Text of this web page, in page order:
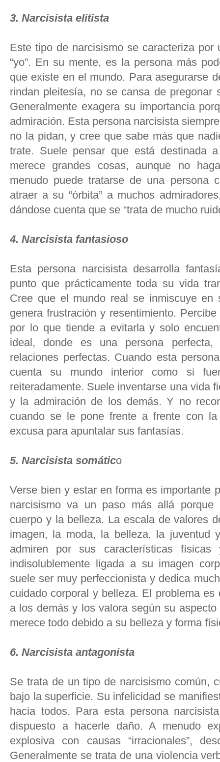
3. Narcisista elitista
Este tipo de narcisismo se caracteriza por
“yo”. En su mente, es la persona más
que existe en el mundo. Para asegurarse
rindan pleitesía, no se cansa de pregonar
Generalmente exagera su importancia
admiración. Esta persona narcisista
no la pidan, y cree que sabe más que
trate. Suele pensar que está destinada
merece grandes cosas, aunque no
menudo puede tratarse de una persona
atraer a su “órbita” a muchos
dándose cuenta que se “trata de mucho
4. Narcisista fantasioso
Esta persona narcisista desarrolla
punto que prácticamente toda su vida
Cree que el mundo real se inmiscuye
genera frustración y resentimiento.
por lo que tiende a evitarla y solo
ideal, donde es una persona
relaciones perfectas. Cuando esta
cuenta su mundo interior como si
reiteradamente. Suele inventarse una vida
y la admiración de los demás. Y no
cuando se le pone frente a frente con
excusa para apuntalar sus fantasías.
5. Narcisista somático
Verse bien y estar en forma es importante
narcisismo va un paso más allá
cuerpo y la belleza. La escala de valores
imagen, la moda, la belleza, la juventud
admiren por sus características
indisolublemente ligada a su imagen
suele ser muy perfeccionista y dedica
cuidado corporal y belleza. El problema
a los demás y los valora según su
merece todo debido a su belleza y forma
6. Narcisista antagonista
Se trata de un tipo de narcisismo común,
bajo la superficie. Su infelicidad se
hacia todos. Para esta persona
dispuesto a hacerle daño. A menudo
explosiva con causas “irracionales”,
Generalmente se trata de una violencia